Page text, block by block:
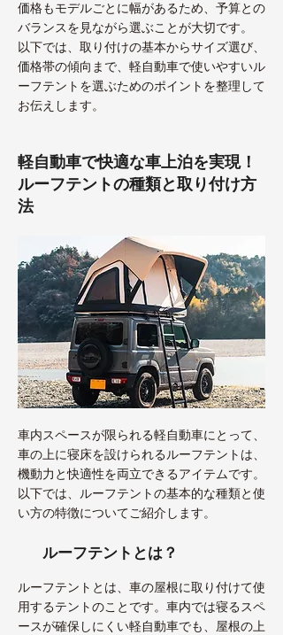
価格もモデルごとに幅があるため、予算との
バランスを見ながら選ぶことが大切です。
以下では、取り付けの基本からサイズ選び、
価格帯の傾向まで、軽自動車で使いやすいル
ーフテントを選ぶためのポイントを整理して
お伝えします。
軽自動車で快適な車上泊を実現！
ルーフテントの種類と取り付け方
法
車内スペースが限られる軽自動車にとって、
車の上に寝床を設けられるルーフテントは、
機動力と快適性を両立できるアイテムです。
以下では、ルーフテントの基本的な種類と使
い方の特徴についてご紹介します。
ルーフテントとは？
ルーフテントとは、車の屋根に取り付けて使
用するテントのことです。車内では寝るスペ
ースが確保しにくい軽自動車でも、屋根の上